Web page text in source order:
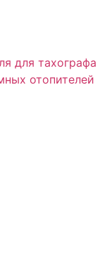
для тахографа
отопителей